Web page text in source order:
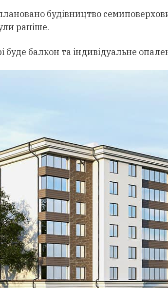
будівництво
раніше.
буде балкон та індивідуальне